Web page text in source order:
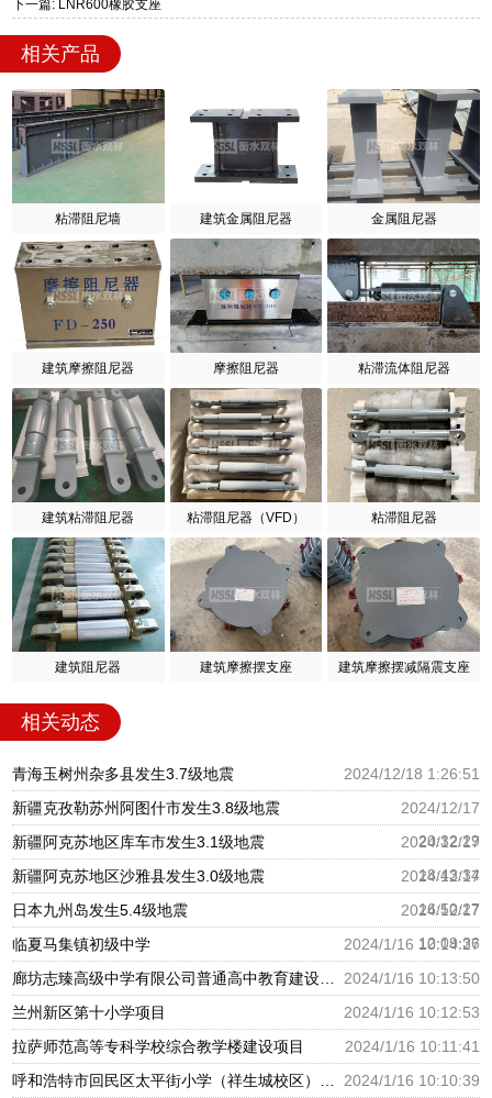
下一篇: LNR600橡胶支座
相关产品
粘滞阻尼墙 建筑金属阻尼器 金属阻尼器
建筑摩擦阻尼器 摩擦阻尼器 粘滞流体阻尼器
建筑粘滞阻尼器 粘滞阻尼器（VFD） 粘滞阻尼器
建筑阻尼器 建筑摩擦摆支座 建筑摩擦摆减隔震支座
相关动态
青海玉树州杂多县发生3.7级地震
2024/12/18 1:26:51
新疆克孜勒苏州阿图什市发生3.8级地震
2024/12/17
20:32:29
新疆阿克苏地区库车市发生3.1级地震
2024/12/17
18:43:34
新疆阿克苏地区沙雅县发生3.0级地震
2024/12/17
16:50:27
日本九州岛发生5.4级地震
2024/12/17
12:09:36
临夏马集镇初级中学
2024/1/16 10:14:27
2024/1/16 10:13:50
兰州新区第十小学项目
2024/1/16 10:12:53
拉萨师范高等专科学校综合教学楼建设项目
2024/1/16 10:11:41
2024/1/16 10:10:39